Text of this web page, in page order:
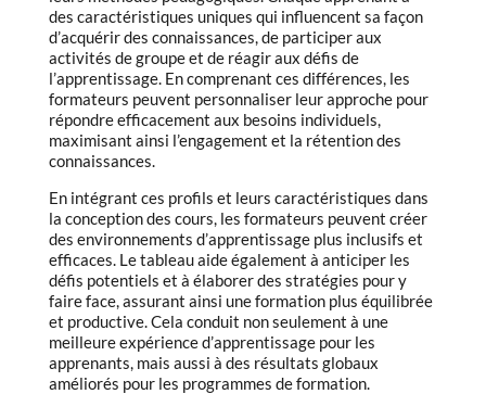
des caractéristiques uniques qui influencent sa façon
d’acquérir des connaissances, de participer aux
activités de groupe et de réagir aux défis de
l’apprentissage. En comprenant ces différences, les
formateurs peuvent personnaliser leur approche pour
répondre efficacement aux besoins individuels,
maximisant ainsi l’engagement et la rétention des
connaissances.
En intégrant ces profils et leurs caractéristiques dans
la conception des cours, les formateurs peuvent créer
des environnements d’apprentissage plus inclusifs et
efficaces. Le tableau aide également à anticiper les
défis potentiels et à élaborer des stratégies pour y
faire face, assurant ainsi une formation plus équilibrée
et productive. Cela conduit non seulement à une
meilleure expérience d’apprentissage pour les
apprenants, mais aussi à des résultats globaux
améliorés pour les programmes de formation.